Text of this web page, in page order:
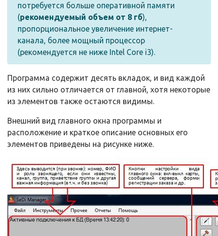
потребуется больше оперативной памяти
(рекомендуемый объем от 8 гб),
пропорциональное увеличение интернет-
канала, более мощный процессор
(рекомендуется не ниже Intel Core i3).
Программа содержит десять вкладок, и вид каждой
из них сильно отличается от главной, хотя некоторые
из элементов также остаются видимы.
Внешний вид главного окна программы и
расположение и краткое описание основных его
элементов приведены на рисунке ниже.